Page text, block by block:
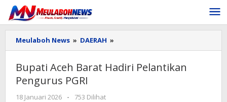
Lewati
konten
Meulaboh News » DAERAH »
Aceh
Hadiri
Bupati Aceh Barat Hadiri Pelantikan
Pengurus PGRI
18 Januari 2026
oleh
-
753 Dilihat